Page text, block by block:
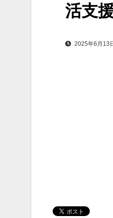
活支
2025年6月13